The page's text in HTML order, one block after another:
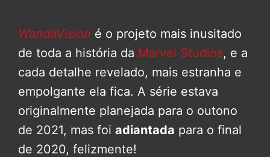
WandaVision é o projeto mais inusitado
de toda a história da Marvel Studios, e a
cada detalhe revelado, mais estranha e
empolgante ela fica. A série estava
originalmente planejada para o outono
de 2021, mas foi adiantada para o final
de 2020, felizmente!